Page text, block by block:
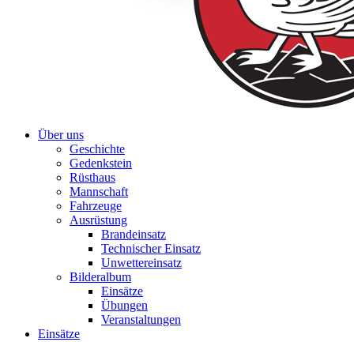
Über uns
Geschichte
Gedenkstein
Rüsthaus
Mannschaft
Fahrzeuge
Ausrüstung
Brandeinsatz
Technischer Einsatz
Unwettereinsatz
Bilderalbum
Einsätze
Übungen
Veranstaltungen
Einsätze